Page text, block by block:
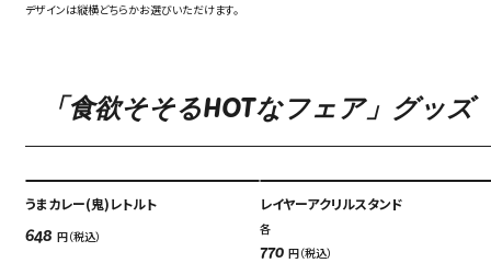
デザインは縦横どちらかお選びいただけます。
「食欲そそるHOTなフェア」グッ
うまカレー(鬼)レトルト
648 円（税込）
レイヤーアクリルスタンド
各
770 円（税込）